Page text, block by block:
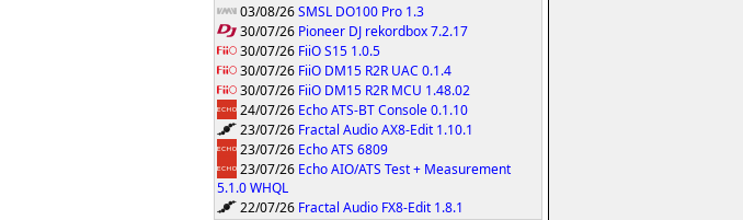
03/08/26SMSL DO100 Pro 1.3
30/07/26 Pioneer DJ rekordbox 7.2.17
30/07/26 FiiO S15 1.0.5
30/07/26 FiiO DM15 R2R UAC 0.1.4
30/07/26 FiiO DM15 R2R MCU 1.48.02
24/07/26 Echo ATS-BT Console 0.1.10
23/07/26 Fractal Audio AX8-Edit 1.10.1
23/07/26 Echo ATS 6809
23/07/26 Echo AIO/ATS Test + Measurement
5.1.0 WHQL
22/07/26 Fractal Audio FX8-Edit 1.8.1